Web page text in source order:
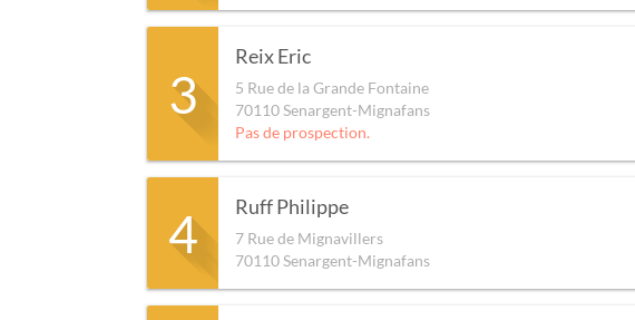
3
Reix Eric
5 Rue de la Grande Fontaine
70110Senargent-Mignafans
Pas de prospection.
4 Ruff Philippe
7 Rue de Mignavillers
70110Senargent-Mignafans